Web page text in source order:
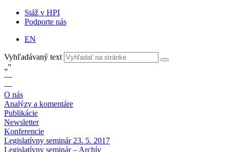
Stáž v HPI
Podporte nás
EN
Vyhľadávaný text
„”
—
—
O nás
Analýzy a komentáre
Publikácie
Newsletter
Konferencie
Legislatívny seminár 23. 5. 2017
Legislatívny seminár – Archív